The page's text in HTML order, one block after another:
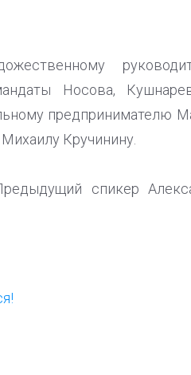
Носова,
предпринимателю
Кручинину.
спикер